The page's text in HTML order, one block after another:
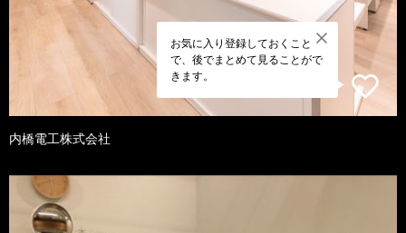
お気に入り登録しておくこと
で、後でまとめて見ることがで
きます。
内橋電工株式会社